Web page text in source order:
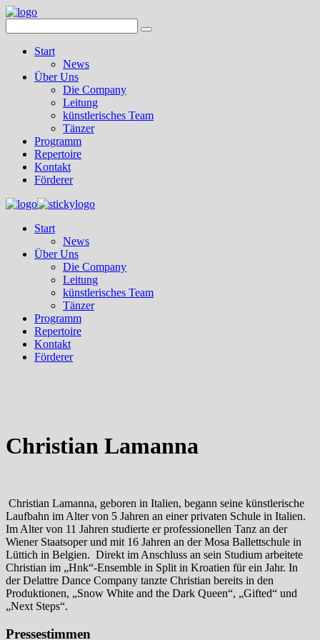
Start
News
Über Uns
Die Company
Leitung
künstlerisches Team
Tänzer
Programm
Repertoire
Kontakt
Förderer
Start
News
Über Uns
Die Company
Leitung
künstlerisches Team
Tänzer
Programm
Repertoire
Kontakt
Förderer
Christian Lamanna
Christian Lamanna, geboren in Italien, begann seine künstlerische
Laufbahn im Alter von 5 Jahren an einer privaten Schule in Italien.
Im Alter von 11 Jahren studierte er professionellen Tanz an der
Wiener Staatsoper und mit 16 Jahren an der Mosa Ballettschule in
Lüttich in Belgien. Direkt im Anschluss an sein Studium arbeitete
Christian im „Hnk“-Ensemble in Split in Kroatien für ein Jahr. In
der Delattre Dance Company tanzte Christian bereits in den
Produktionen, „Snow White and the Dark Queen“, „Gifted“ und
„Next Steps“.
Pressestimmen